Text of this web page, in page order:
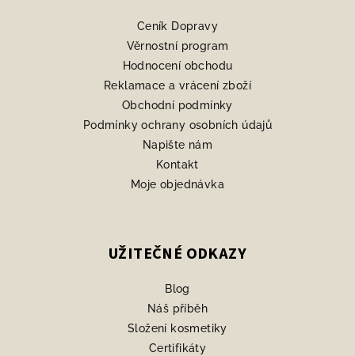
Ceník Dopravy
Věrnostní program
Hodnocení obchodu
Reklamace a vrácení zboží
Obchodní podmínky
Podmínky ochrany osobních údajů
Napište nám
Kontakt
Moje objednávka
UŽITEČNÉ ODKAZY
Blog
Náš příběh
Složení kosmetiky
Certifikáty